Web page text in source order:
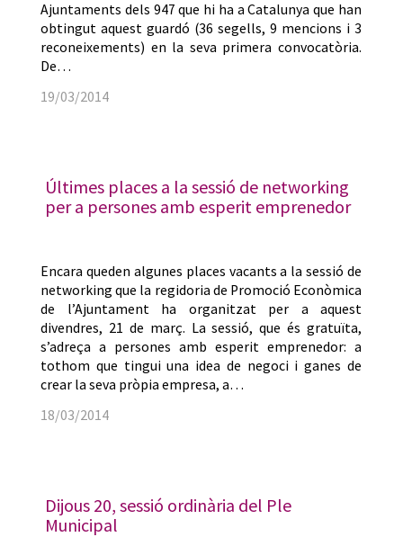
Ajuntaments dels 947 que hi ha a Catalunya que han
obtingut aquest guardó (36 segells, 9 mencions i 3
reconeixements) en la seva primera convocatòria.
De…
19/03/2014
Últimes places a la sessió de networking
per a persones amb esperit emprenedor
Encara queden algunes places vacants a la sessió de
networking que la regidoria de Promoció Econòmica
de l’Ajuntament ha organitzat per a aquest
divendres, 21 de març. La sessió, que és gratuïta,
s’adreça a persones amb esperit emprenedor: a
tothom que tingui una idea de negoci i ganes de
crear la seva pròpia empresa, a…
18/03/2014
Dijous 20, sessió ordinària del Ple
Municipal